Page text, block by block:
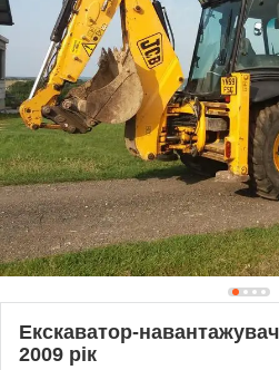
Екскаватор-
2009 рік